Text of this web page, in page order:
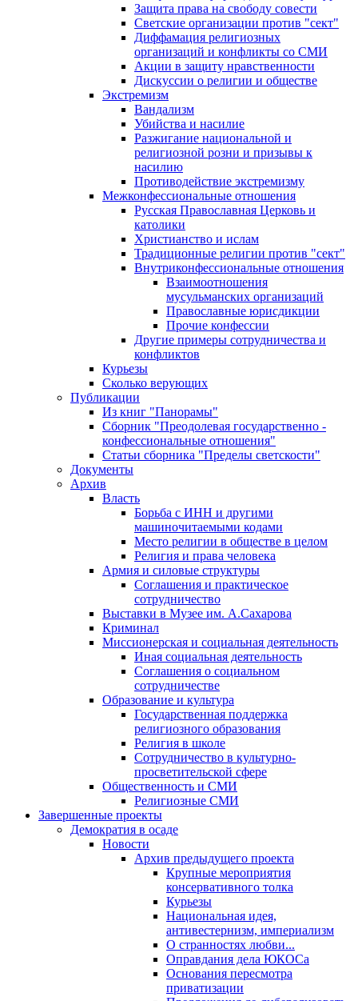
Защита права на свободу совести
Светские организации против "сект"
Диффамация религиозных
организаций и конфликты со СМИ
Акции в защиту нравственности
Дискуссии о религии и обществе
Экстремизм
Вандализм
Убийства и насилие
Разжигание национальной и
религиозной розни и призывы к
насилию
Противодействие экстремизму
Межконфессиональные отношения
Русская Православная Церковь и
католики
Христианство и ислам
Традиционные религии против "сект"
Внутриконфессиональные отношения
Взаимоотношения
мусульманских организаций
Православные юрисдикции
Прочие конфессии
Другие примеры сотрудничества и
конфликтов
Курьезы
Сколько верующих
Публикации
Из книг "Панорамы"
Сборник "Преодолевая государственно -
конфессиональные отношения"
Статьи сборника "Пределы светскости"
Документы
Архив
Власть
Борьба с ИНН и другими
машиночитаемыми кодами
Место религии в обществе в целом
Религия и права человека
Армия и силовые структуры
Соглашения и практическое
сотрудничество
Выставки в Музее им. А.Сахарова
Криминал
Миссионерская и социальная деятельность
Иная социальная деятельность
Соглашения о социальном
сотрудничестве
Образование и культура
Государственная поддержка
религиозного образования
Религия в школе
Сотрудничество в культурно-
просветительской сфере
Общественность и СМИ
Религиозные СМИ
Завершенные проекты
Демократия в осаде
Новости
Архив предыдущего проекта
Крупные мероприятия
консервативного толка
Курьезы
Национальная идея,
антивестернизм, империализм
О странностях любви...
Оправдания дела ЮКОСа
Основания пересмотра
приватизации